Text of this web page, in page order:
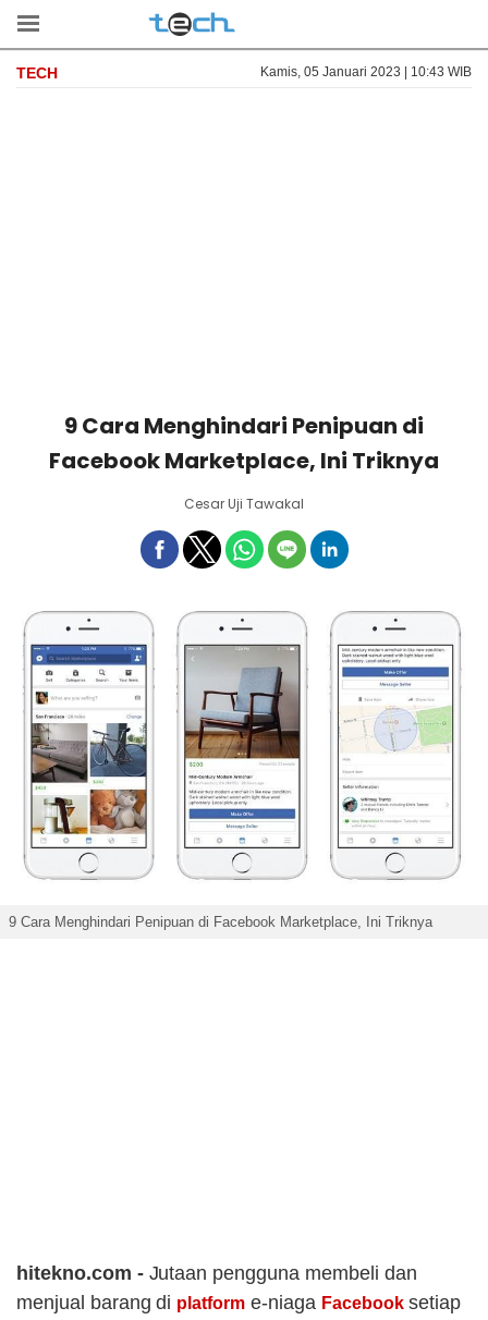
TECH Kamis, 05 Januari 2023 | 10:43 WIB
9 Cara Menghindari Penipuan di
Facebook Marketplace, Ini Triknya
Cesar Uji Tawakal
9 Cara Menghindari Penipuan di Facebook Marketplace, Ini Triknya
hitekno.com - Jutaan pengguna membeli dan
menjual barang di platform e-niaga Facebooksetiap